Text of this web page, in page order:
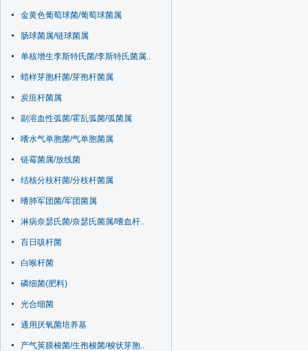
金黄色葡萄球菌/葡萄球菌属
肠球菌属/链球菌属
单核增生李斯特氏菌/李斯特氏菌属..
蜡样芽胞杆菌/芽孢杆菌属
炭疽杆菌属
副溶血性弧菌/霍乱弧菌/弧菌属
嗜水气单胞菌/气单胞菌属
链霉菌属/放线菌
结核分枝杆菌/分枝杆菌属
嗜肺军团菌/军团菌属
淋病奈瑟氏菌/奈瑟氏菌属/嗜血杆..
百日咳杆菌
白喉杆菌
磷细菌(肥料)
光合细菌
通用厌氧菌培养基
产气荚膜梭菌/生孢梭菌/梭状芽胞..